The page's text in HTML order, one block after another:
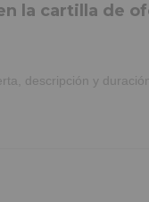
la cartilla de
descripción y